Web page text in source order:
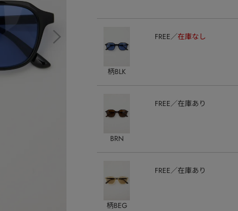
柄BLK
FREE 在庫なし
BRN
FREE 在庫あり
柄BEG
FREE 在庫あり